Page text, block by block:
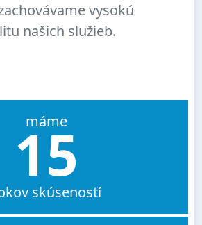
vysokú
našich služieb.
máme
15
skúseností